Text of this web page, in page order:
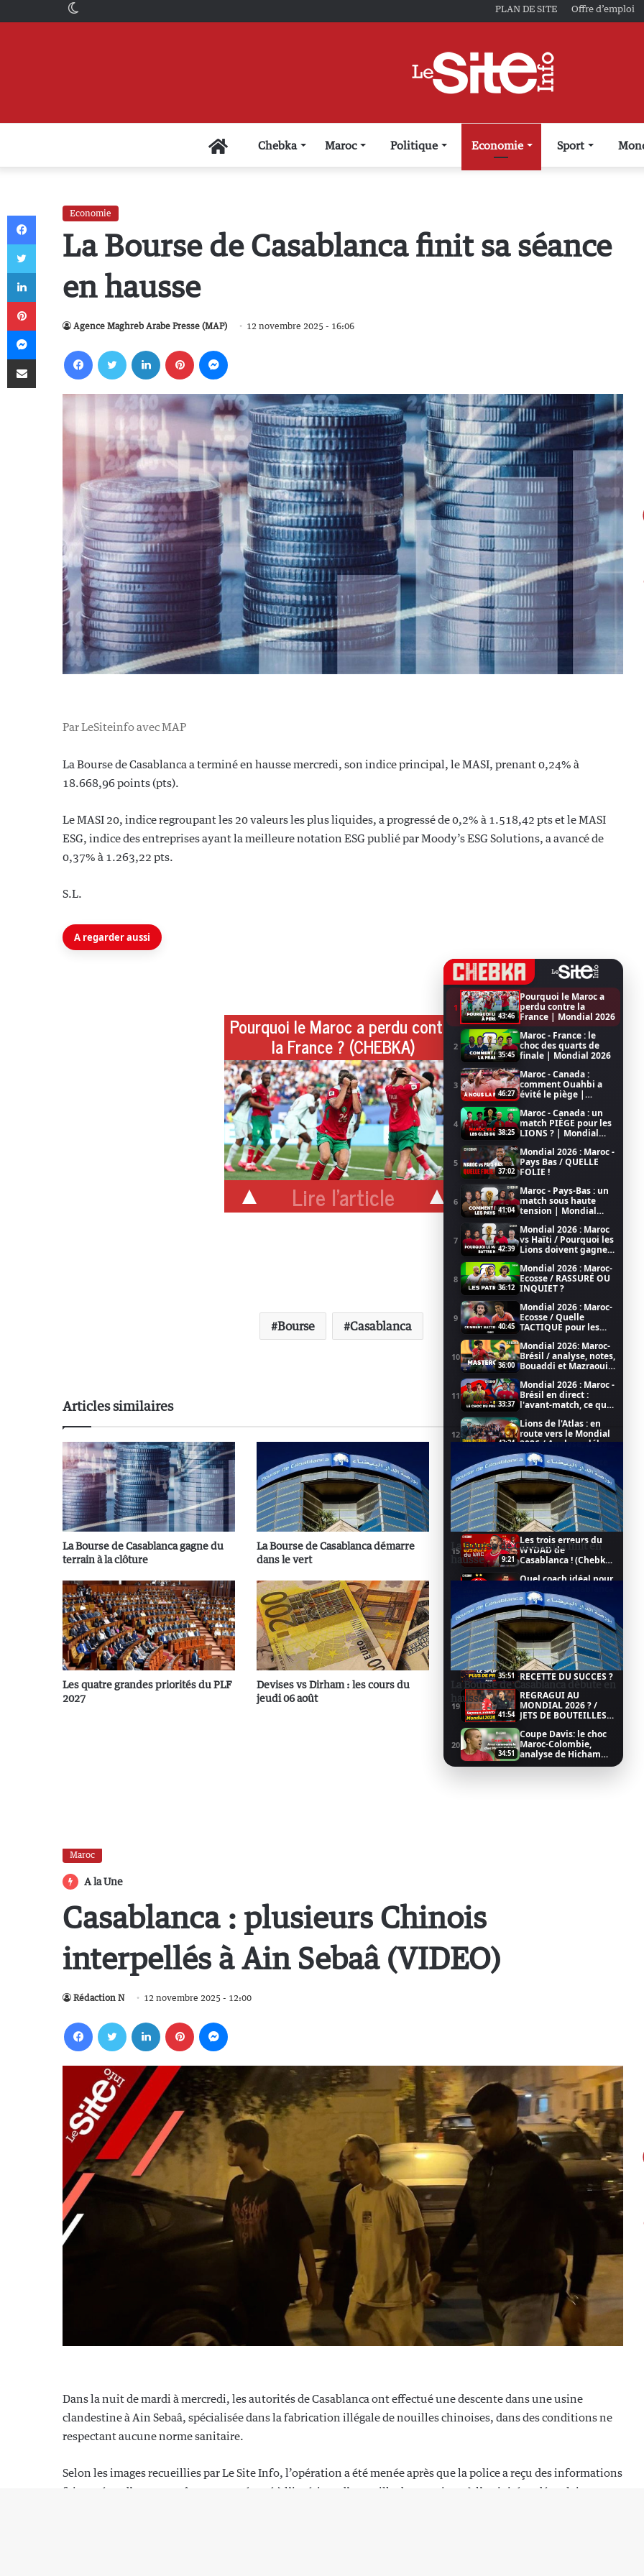
PLAN DE SITE Offre d’emploi
AccueilChebka Maroc Politique Economie Sport
Economie
La Bourse de Casablanca finit sa séance
en hausse
Agence Maghreb Arabe Presse (MAP) 12 novembre 2025 - 16:06
Par LeSiteinfo avec MAP
La Bourse de Casablanca a terminé en hausse mercredi, son indice principal, le MASI, prenant 0,24% à
18.668,96 points (pts).
Le MASI 20, indice regroupant les 20 valeurs les plus liquides, a progressé de 0,2% à 1.518,42 pts et le MASI
ESG, indice des entreprises ayant la meilleure notation ESG publié par Moody’s ESG Solutions, a avancé de
0,37% à 1.263,22 pts.
S.L.
A regarder aussi
1
43:46
Pourquoi le Maroc a
perdu contre la
France | Mondial 2026
2
35:45
Maroc - France : le
choc des quarts de
finale | Mondial 2026
3
46:27
Maroc - Canada :
comment Ouahbi a
évité le piège |
4
38:25
Maroc - Canada : un
match PIÈGE pour les
LIONS ? | Mondial
5
37:02
Mondial 2026 : Maroc -
Pays Bas / QUELLE
FOLIE !
6
41:04
Maroc - Pays-Bas : un
match sous haute
tension | Mondial
7
42:39
Mondial 2026 : Maroc
vs Haïti / Pourquoi les
Lions doivent gagner
la FIFA 2026
8
36:12
Mondial 2026 : Maroc-
Ecosse / RASSURÉ OU
INQUIET ?
9
40:45
Mondial 2026 : Maroc-
Ecosse / Quelle
TACTIQUE pour les
10
36:00
Mondial 2026: Maroc-
Brésil / analyse, notes,
Bouaddi et Mazraoui
11
33:37
Mondial 2026 : Maroc -
Brésil en direct :
l'avant-match, ce qu'il
LIVE)
12
43:24
Lions de l'Atlas : en
route vers le Mondial
2026 / Analyse, débat,
football dans CHEBKA
(1/2)
13
25:57
Achraf Hakimi, porte
bonheur du PSG pour
la Champions League
(CHEBKA 2/2)
14
42:46
PSG vs Arsenal :
l'avant match avec les
fan-clubs du MAROC !
15
9:21
Les trois erreurs du
WYDAD de
Casablanca ! (Chebka
7:52
Quel coach idéal pour
le WAC de Casablanca
? (Chebka 2/3)
17
12:37
Ait Mena VS Naciri : le
match du Wydad 3/3
18
35:51
MAROC / SPORT EN
ENTREPRISE: LA
RECETTE DU SUCCES ?
19
41:54
REGRAGUI AU
MONDIAL 2026 ? /
JETS DE BOUTEILLES
(CHEBKA)
20
34:51
Coupe Davis: le choc
Maroc-Colombie,
analyse de Hicham
Arazi
Pourquoi le Maroc a perdu contre
la France ? (CHEBKA)
Lire l'article
Bourse Casablanca
Articles similaires
La Bourse de Casablanca gagne du
terrain à la clôture
La Bourse de Casablanca démarre
dans le vert
La Bourse de Casablanca finit en
hausse
Les quatre grandes priorités du PLF
2027
Devises vs Dirham : les cours du
jeudi 06 août
La Bourse de Casablanca débute en
hausse
Facebook
Messenger